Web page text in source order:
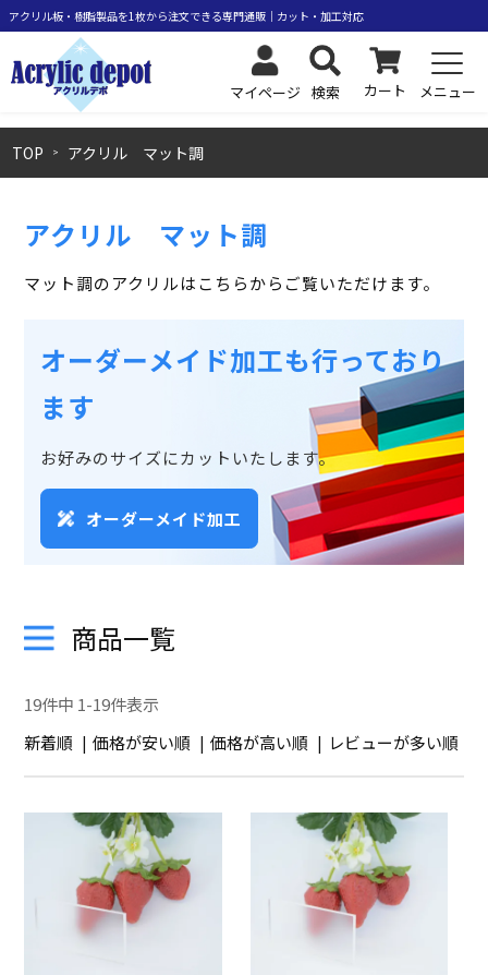
マイページ 検索 カート メニュー
TOP アクリル マット調
アクリル マット調
マット調のアクリルはこちらからご覧いただけます。
オーダーメイド加工も行っており
ます
お好みのサイズにカットいたします。
オーダーメイド加工
商品一覧
新着順 価格が安い順 価格が高い順 レビューが多い順
19件中 1-19件表示